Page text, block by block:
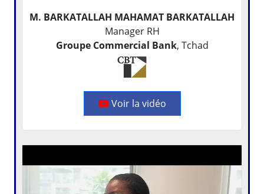
M. BARKATALLAH MAHAMAT BARKATALLAH
Manager RH
Groupe Commercial Bank, Tchad
Voir la vidéo